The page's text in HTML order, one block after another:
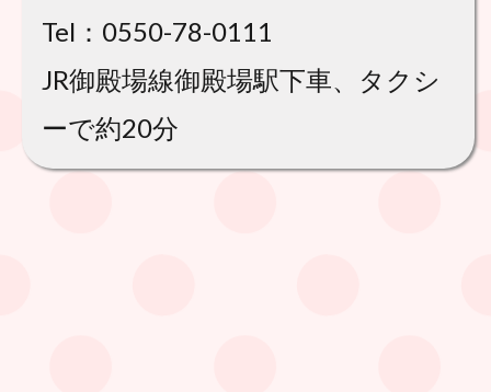
Tel：0550-78-0111
JR御殿場線御殿場駅下車、タクシ
ーで約20分